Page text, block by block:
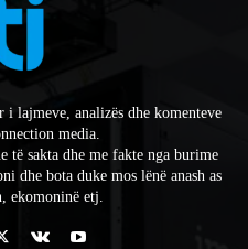
lajmeve, analizës dhe komenteve
media.
sakta dhe me fakte nga burime
dhe bota duke mos lënë anash as
ekomoninë etj.